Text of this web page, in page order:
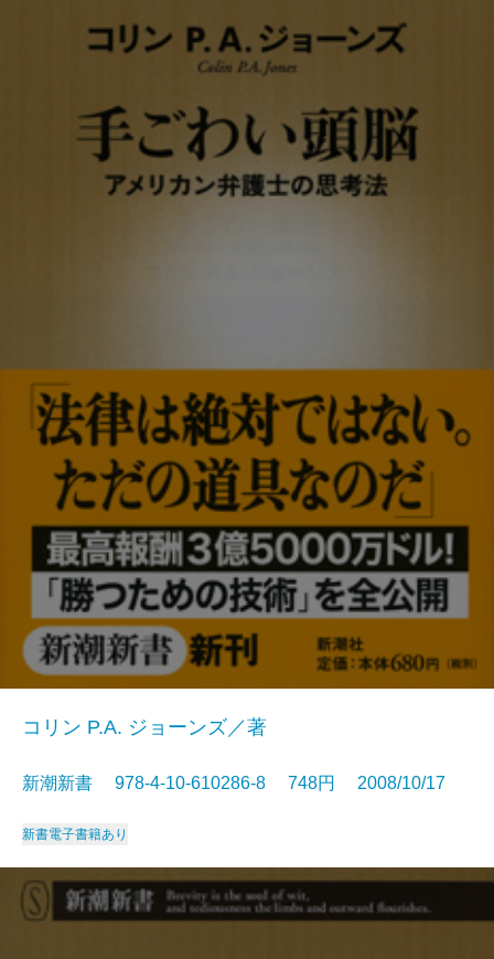
コリン P.A. ジョーンズ／著
新潮新書 978-4-10-610286-8 748円 2008/10/17
新書電子書籍あり